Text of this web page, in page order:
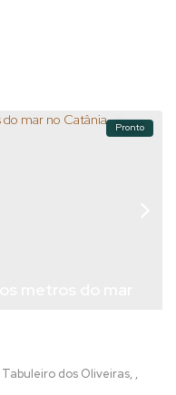
Pronto
Tabuleiro dos Oliveiras ,